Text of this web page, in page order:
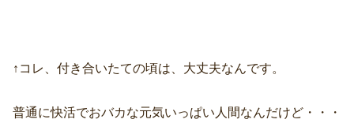
↑コレ、付き合いたての頃は、大丈夫なんです。
普通に快活でおバカな元気いっぱい人間なんだけど・・・